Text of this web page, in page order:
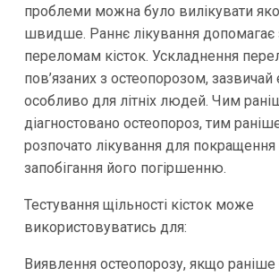
проблеми можна було вилікувати
швидше. Раннє лікування допомагає
переломам кісток. Ускладнення
пов’язаних з остеопорозом,
особливо для літніх людей. Чим
діагностовано остеопороз, тим
розпочато лікування для покращення
запобігання його погіршенню.
Тестування щільності кісток може
використовуватись для:
Виявлення остеопорозу, якщо раніше